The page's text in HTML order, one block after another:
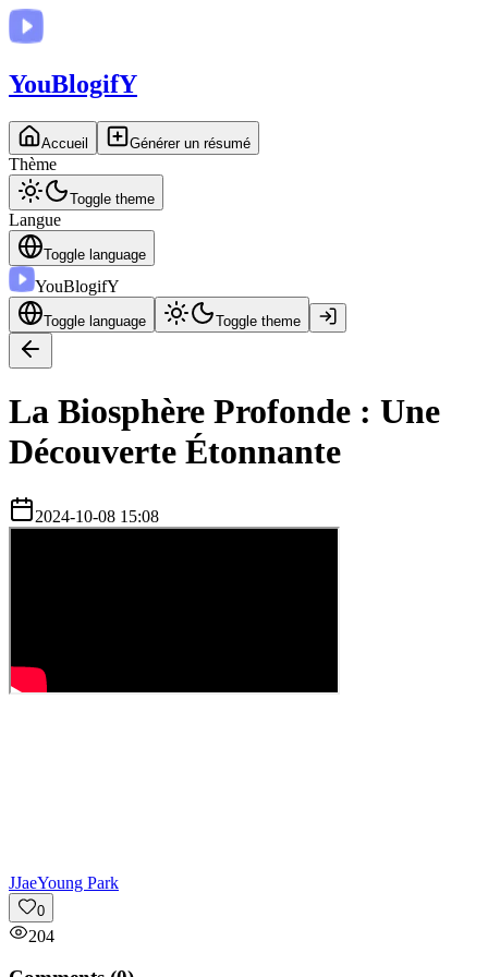
YouBlogifY
Accueil Générer un résumé
Thème
Toggle theme
Langue
Toggle language
YouBlogifY
Toggle language Toggle theme
La Biosphère Profonde : Une
Découverte Étonnante
2024-10-08 15:08
JJaeYoung Park
0
204